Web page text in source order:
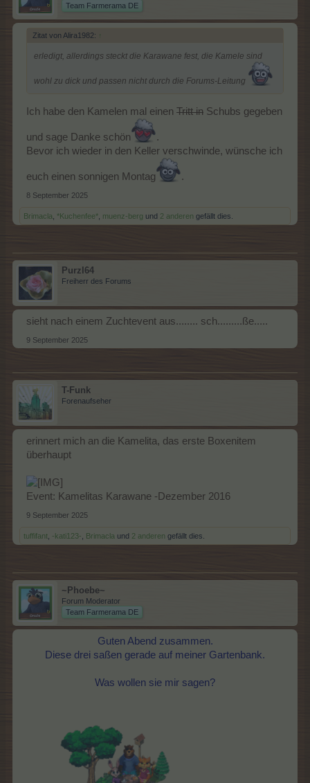
Team Farmerama DE
Zitat von Alira1982: ↑
erledigt, allerdings steckt die Karawane fest, die Kamele sind
wohl zu dick und passen nicht durch die Forums-Leitung
Ich habe den Kamelen mal einen Tritt in Schubs gegeben
und sage Danke schön
.
Bevor ich wieder in den Keller verschwinde, wünsche ich
euch einen sonnigen Montag .
8 September 2025
Brimacla *Kuchenfee* muenz-berg und 2 anderen gefällt dies.
Purzl64
Freiherr des Forums
sieht nach einem Zuchtevent aus........ sch.........ße.....
9 September 2025
T-Funk
Forenaufseher
erinnert mich an die Kamelita, das erste Boxenitem
überhaupt
Event: Kamelitas Karawane -Dezember 2016
9 September 2025
tuffifant -kati123- Brimacla und 2 anderen gefällt dies.
~Phoebe~
Forum Moderator
Team Farmerama DE
Guten Abend zusammen.
Diese drei saßen gerade auf meiner Gartenbank.
Was wollen sie mir sagen?